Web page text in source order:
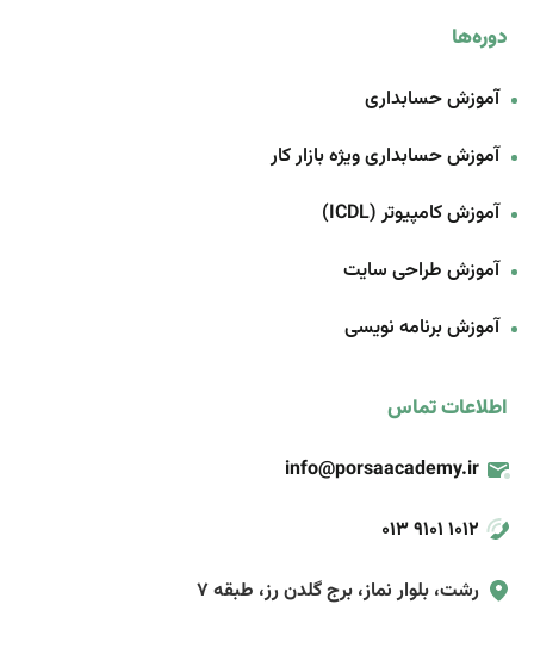
دوره‌ها
آموزش حسابداری
آموزش حسابداری ویژه بازار کار
آموزش کامپیوتر (ICDL)
آموزش طراحی سایت
آموزش برنامه‌ نویسی
اطلاعات تماس
info@porsaacademy.ir
013 9101 1012
رشت، بلوار نماز، برج گلدن رز، طبقه 7